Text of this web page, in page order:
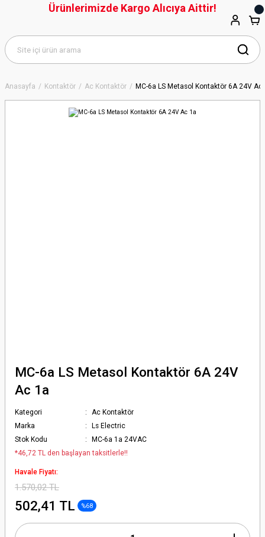
Anasayfa Kontaktör Ac Kontaktör MC-6a LS Metasol Kontaktör 6A 24V Ac
MC-6a LS Metasol Kontaktör 6A 24V
Ac 1a
Kategori
Ac Kontaktör
Marka
Ls Electric
Stok Kodu
MC-6a 1a 24VAC
*46,72 TL den başlayan taksitlerle!!
Havale Fiyatı:
1.570,02 TL
502,41 TL %68
Ürünlerimizde Kargo Alıcıya Aittir!